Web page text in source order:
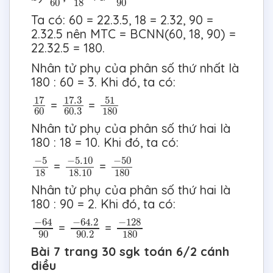
60 18 90
Ta có: 60 = 22.3.5, 18 = 2.32, 90 =
2.32.5 nên MTC = BCNN(60, 18, 90) =
22.32.5 = 180.
Nhân tử phụ của phân số thứ nhất là
180 : 60 = 3. Khi đó, ta có:
17
60
1760
=
17.3
60.3
17.360.3
=
51
180
51180
Nhân tử phụ của phân số thứ hai là
180 : 18 = 10. Khi đó, ta có:
−5
18
518
= −5.10
18.10
5.1018.10
= −50
180
50180
Nhân tử phụ của phân số thứ hai là
180 : 90 = 2. Khi đó, ta có:
−64
90
6490
= −64.2
90.2
64.290.2
= −128
180
128180
Bài 7 trang 30 sgk toán 6/2 cánh
diều